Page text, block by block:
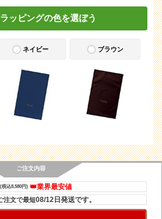
ラッピングの色を選ぼう
ネイビー ブラウン
ご注文内容
👑業界最安値
(税込8,580円)
注文で最短08/12日発送です。